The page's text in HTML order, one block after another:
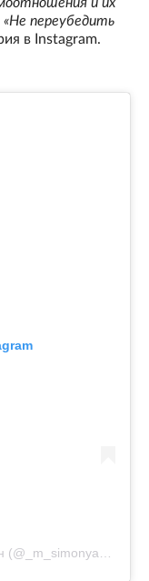
переубедить
в Instagram.